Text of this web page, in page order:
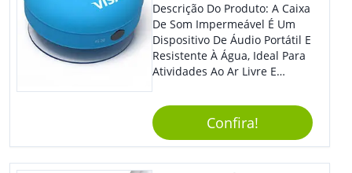
Descrição Do Produto: A Caixa
De Som Impermeável É Um
Dispositivo De Áudio Portátil E
Resistente À Água, Ideal Para
Atividades Ao Ar Livre E
Design Compacto E Durável,
Essa Caixa De Som Reproduz
Um Som Claro E Potente,
Proporcionando Uma
Experiência Musical De Alta
Confira!